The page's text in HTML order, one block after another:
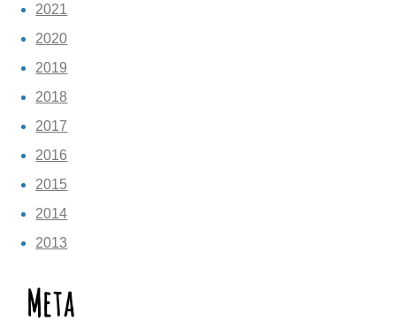
2021
2020
2019
2018
2017
2016
2015
2014
2013
Meta